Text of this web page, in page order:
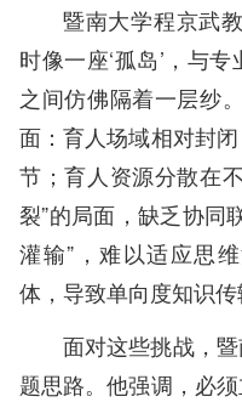
暨南大学程京武
时像一座‘孤岛’，与
之间仿佛隔着一层纱
面：育人场域相对封
节；育人资源分散在
裂”的局面，缺乏协同
灌输”，难以适应思
体，导致单向度知识传
面对这些挑战，
题思路。他强调，必